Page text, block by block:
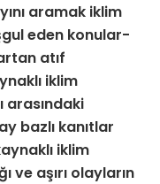
aramak iklim
eden konular­
atıf
iklim
arasındaki
bazlı kanıtlar
iklim
ve aşırı olay­ların